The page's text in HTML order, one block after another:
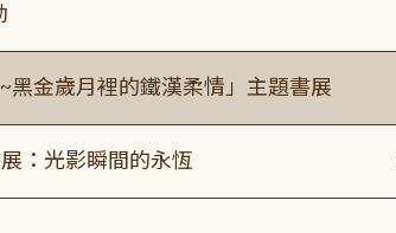
黑金歲月裡的鐵漢柔情」主題書展
：光影瞬間的永恆